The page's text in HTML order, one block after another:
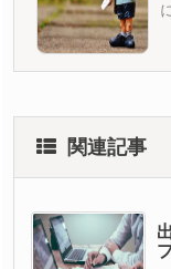
関連記事